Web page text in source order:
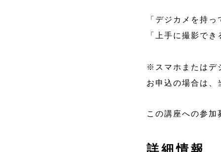
「デジカメを持
「上手に撮影で
※スマホまたはデ
お申込の場合は、
この講座への参
詳細情報